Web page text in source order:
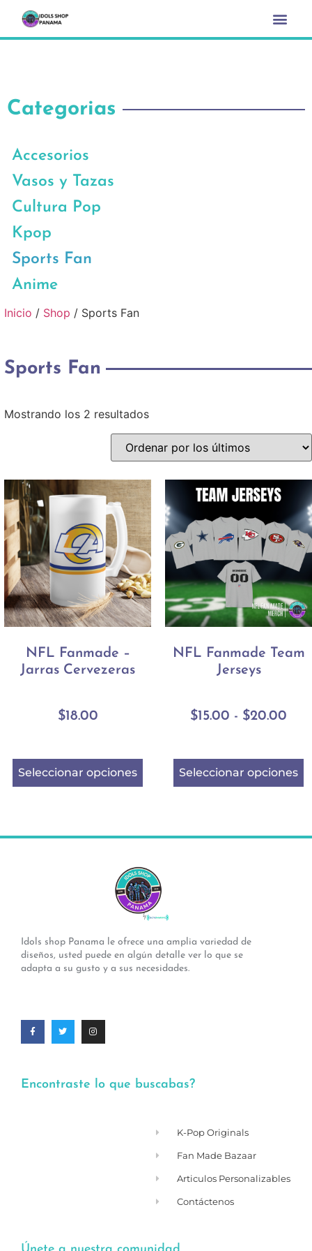
Categorias
Accesorios
Vasos y Tazas
Cultura Pop
Kpop
Sports Fan
Anime
Inicio / Shop / Sports Fan
Sports Fan
Mostrando los 2 resultados
NFL Fanmade –
Jarras Cervezeras
$18.00
Seleccionar opciones
NFL Fanmade Team
Jerseys
$15.00 - $20.00
Seleccionar opciones
Idols shop Panama le ofrece una amplia variedad de
diseños, usted puede en algún detalle ver lo que se
adapta a su gusto y a sus necesidades.
Encontraste lo que buscabas?
K-Pop Originals
Fan Made Bazaar
Articulos Personalizables
Contáctenos